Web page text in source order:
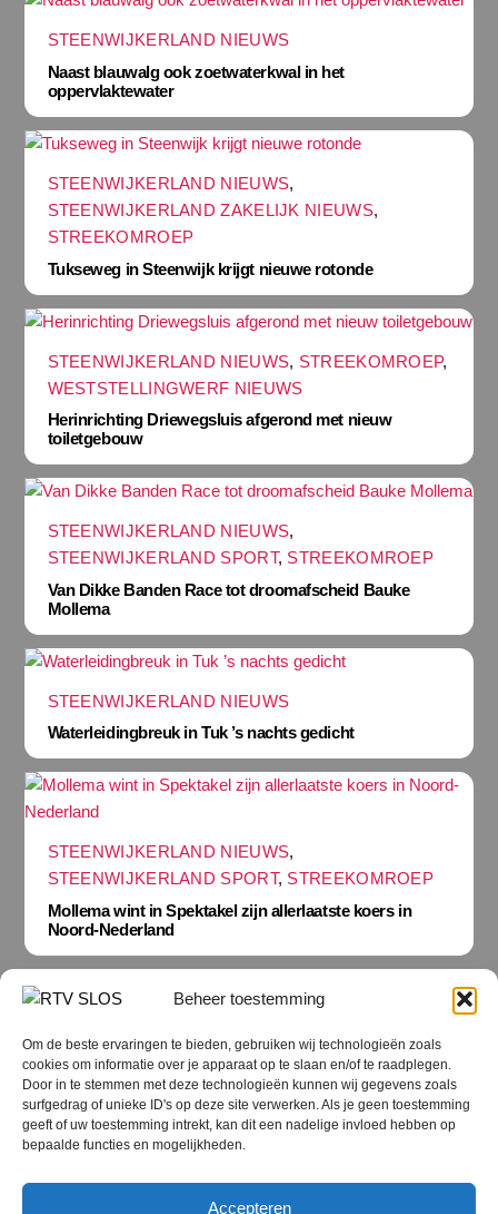
Beheer toestemming
Om de beste ervaringen te bieden, gebruiken wij technologieën zoals
cookies om informatie over je apparaat op te slaan en/of te raadplegen.
Door in te stemmen met deze technologieën kunnen wij gegevens zoals
surfgedrag of unieke ID's op deze site verwerken. Als je geen toestemming
geeft of uw toestemming intrekt, kan dit een nadelige invloed hebben op
bepaalde functies en mogelijkheden.
Accepteren
STEENWIJKERLAND NIEUWS
Naast blauwalg ook zoetwaterkwal in het
oppervlaktewater
STEENWIJKERLAND NIEUWS,
STEENWIJKERLAND ZAKELIJK NIEUWS,
STREEKOMROEP
Tukseweg in Steenwijk krijgt nieuwe rotonde
STEENWIJKERLAND NIEUWS, STREEKOMROEP,
WESTSTELLINGWERF NIEUWS
Herinrichting Driewegsluis afgerond met nieuw
toiletgebouw
STEENWIJKERLAND NIEUWS,
STEENWIJKERLAND SPORT, STREEKOMROEP
Van Dikke Banden Race tot droomafscheid Bauke
Mollema
STEENWIJKERLAND NIEUWS
Waterleidingbreuk in Tuk ’s nachts gedicht
STEENWIJKERLAND NIEUWS,
STEENWIJKERLAND SPORT, STREEKOMROEP
Mollema wint in Spektakel zijn allerlaatste koers in
Noord-Nederland
Terug
naar
boven
RTV SLOS